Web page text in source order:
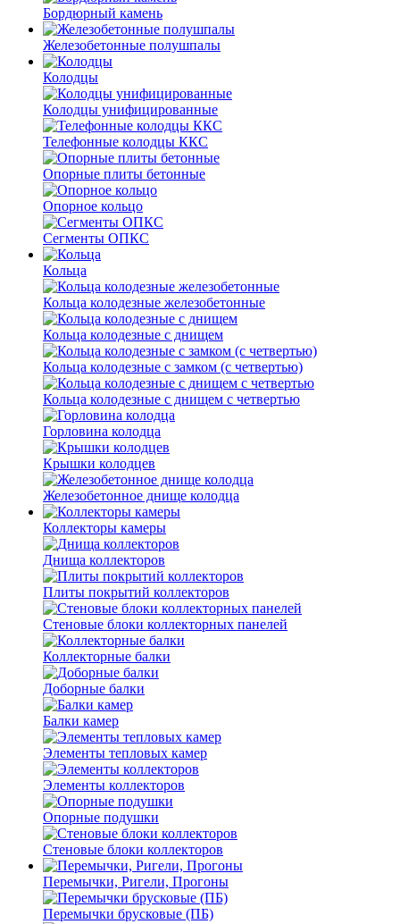
Бордюрный камень
Железобетонные полушпалы
Колодцы
Колодцы унифицированные
Телефонные колодцы ККС
Опорные плиты бетонные
Опорное кольцо
Сегменты ОПКС
Кольца
Кольца колодезные железобетонные
Кольца колодезные с днищем
Кольца колодезные с замком (с четвертью)
Кольца колодезные с днищем с четвертью
Горловина колодца
Крышки колодцев
Железобетонное днище колодца
Коллекторы камеры
Днища коллекторов
Плиты покрытий коллекторов
Стеновые блоки коллекторных панелей
Коллекторные балки
Доборные балки
Балки камер
Элементы тепловых камер
Элементы коллекторов
Опорные подушки
Стеновые блоки коллекторов
Перемычки, Ригели, Прогоны
Перемычки брусковые (ПБ)